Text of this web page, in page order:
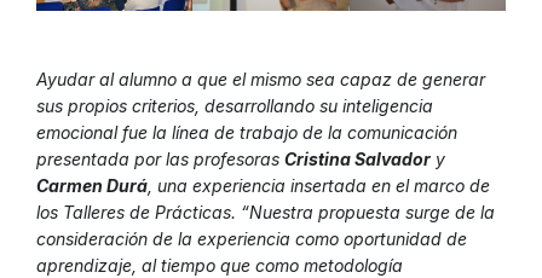
Ayudar al alumno a que el mismo sea capaz de generar
sus propios criterios, desarrollando su inteligencia
emocional fue la línea de trabajo de la comunicación
presentada por las profesoras Cristina Salvador y
Carmen Durá , una experiencia insertada en el marco de
los Talleres de Prácticas. “Nuestra propuesta surge de la
consideración de la experiencia como oportunidad de
aprendizaje, al tiempo que como metodología